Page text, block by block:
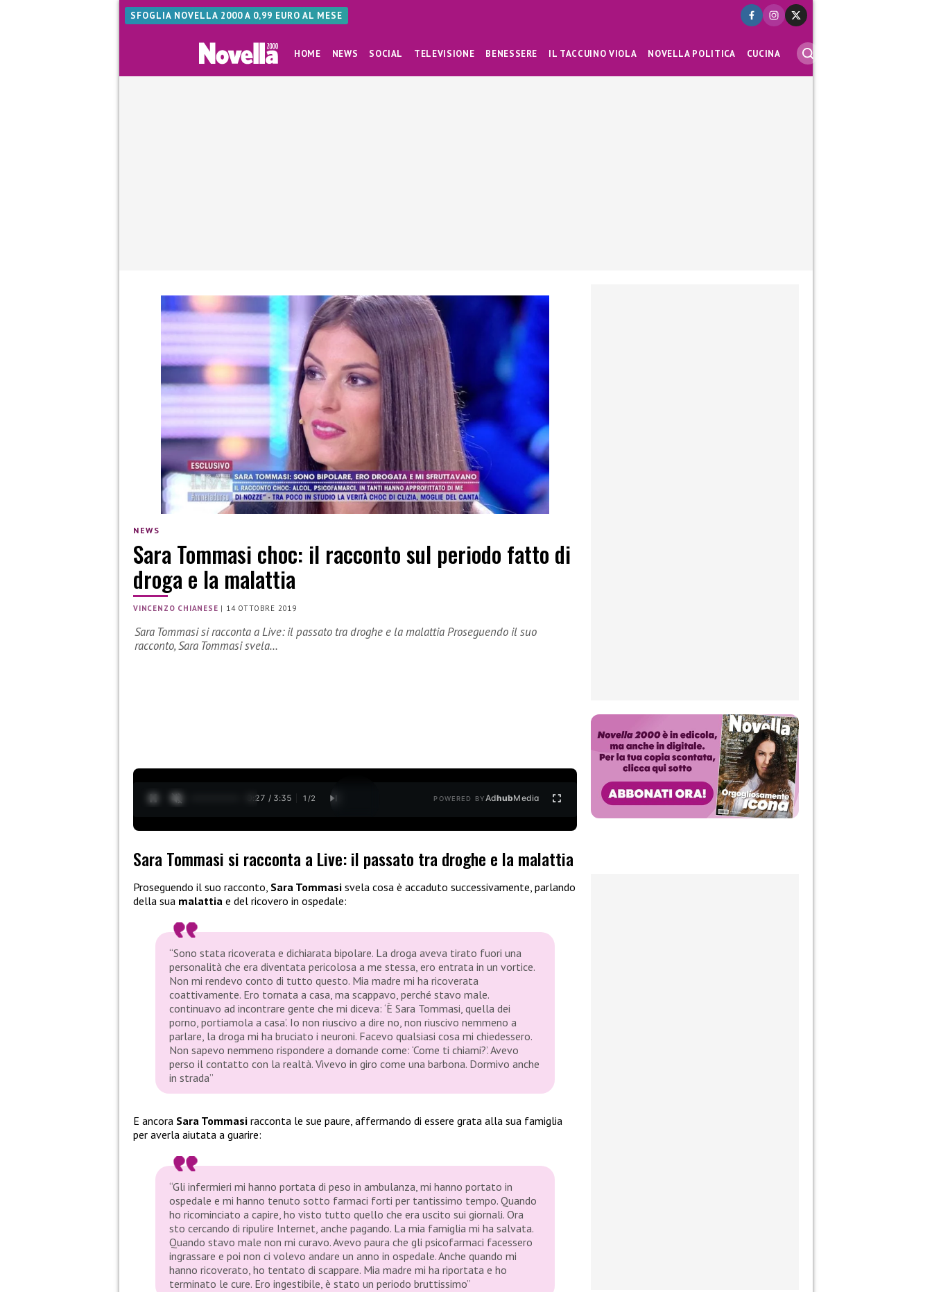
SFOGLIA NOVELLA 2000 A 0,99 EURO AL MESE
HOME NEWS SOCIAL TELEVISIONE BENESSERE IL TACCUINO VIOLA NOVELLA POLITICA CUCINA
NEWS
Sara Tommasi choc: il racconto sul periodo fatto di
droga e la malattia
VINCENZO CHIANESE | 14 OTTOBRE 2019
Sara Tommasi si racconta a Live: il passato tra droghe e la malattia Proseguendo il suo
racconto, Sara Tommasi svela…
0:28 / 3:35 1 /2 POWERED BYAdhubMedia
Sara Tommasi si racconta a Live: il passato tra droghe e la malattia
Proseguendo il suo racconto, Sara Tommasi svela cosa è accaduto successivamente, parlando
della sua malattia e del ricovero in ospedale:
“Sono stata ricoverata e dichiarata bipolare. La droga aveva tirato fuori una
personalità che era diventata pericolosa a me stessa, ero entrata in un vortice.
Non mi rendevo conto di tutto questo. Mia madre mi ha ricoverata
coattivamente. Ero tornata a casa, ma scappavo, perché stavo male.
continuavo ad incontrare gente che mi diceva: ‘È Sara Tommasi, quella dei
porno, portiamola a casa’. Io non riuscivo a dire no, non riuscivo nemmeno a
parlare, la droga mi ha bruciato i neuroni. Facevo qualsiasi cosa mi chiedessero.
Non sapevo nemmeno rispondere a domande come: ‘Come ti chiami?’. Avevo
perso il contatto con la realtà. Vivevo in giro come una barbona. Dormivo anche
in strada”
E ancora Sara Tommasi racconta le sue paure, affermando di essere grata alla sua famiglia
per averla aiutata a guarire:
“Gli infermieri mi hanno portata di peso in ambulanza, mi hanno portato in
ospedale e mi hanno tenuto sotto farmaci forti per tantissimo tempo. Quando
ho ricominciato a capire, ho visto tutto quello che era uscito sui giornali. Ora
sto cercando di ripulire Internet, anche pagando. La mia famiglia mi ha salvata.
Quando stavo male non mi curavo. Avevo paura che gli psicofarmaci facessero
ingrassare e poi non ci volevo andare un anno in ospedale. Anche quando mi
hanno ricoverato, ho tentato di scappare. Mia madre mi ha riportata e ho
terminato le cure. Ero ingestibile, è stato un periodo bruttissimo”